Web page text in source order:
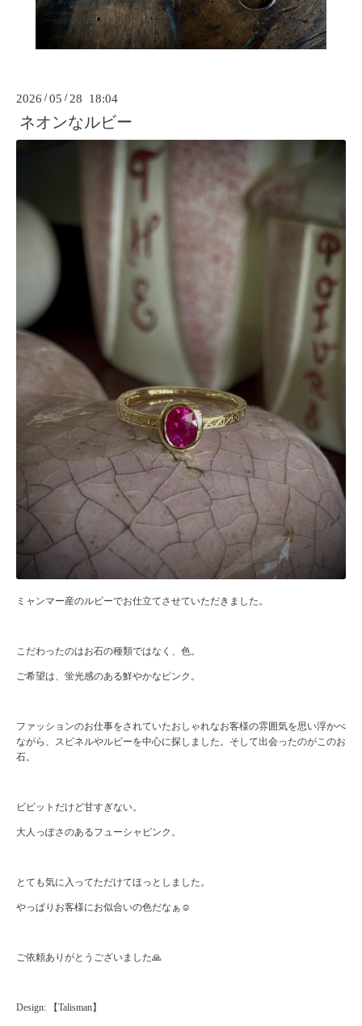
2026 /05 / 28 18:04
ネオンなルビー
ミャンマー産のルビーでお仕立てさせていただきました。
こだわったのはお石の種類ではなく、色。
ご希望は、蛍光感のある鮮やかなピンク。
ファッションのお仕事をされていたおしゃれなお客様の雰囲気を思い浮かべ
ながら、スピネルやルビーを中心に探しました。そして出会ったのがこのお
石。
ビビットだけど甘すぎない。
大人っぽさのあるフューシャピンク。
とても気に入ってただけてほっとしました。
やっぱりお客様にお似合いの色だなぁ☺️
ご依頼ありがとうございました🙏
Design: 【Talisman】